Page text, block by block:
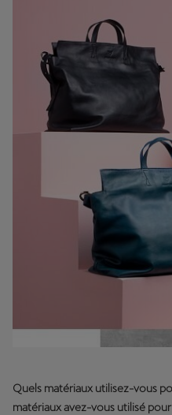
Quels matériaux utilisez-vous
matériaux avez-vous utilisé